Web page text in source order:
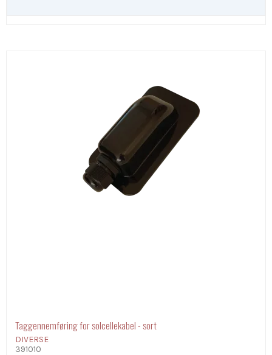
Taggennemføring for solcellekabel - sort
DIVERSE
391010